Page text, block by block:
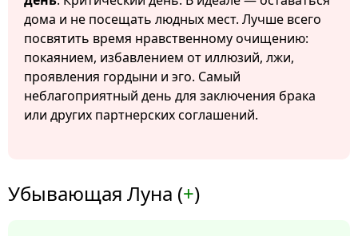
дома и не посещать людных мест. Лучше всего
посвятить время нравственному очищению:
покаянием, избавлением от иллюзий, лжи,
проявления гордыни и эго. Самый
неблагоприятный день для заключения брака
или других партнерских соглашений.
Убывающая Луна (+)